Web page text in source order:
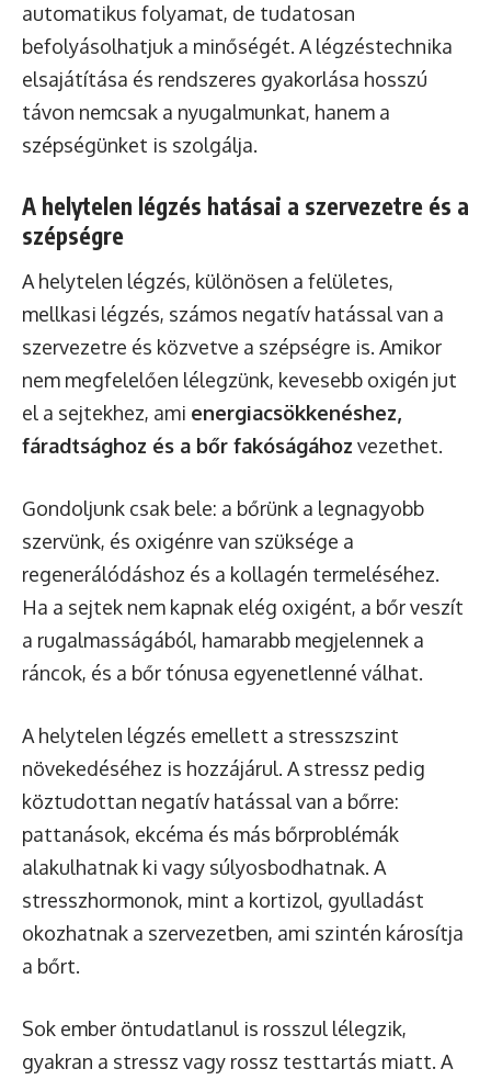
automatikus folyamat, de tudatosan
befolyásolhatjuk a minőségét. A légzéstechnika
elsajátítása és rendszeres gyakorlása hosszú
távon nemcsak a nyugalmunkat, hanem a
szépségünket is szolgálja.
A helytelen légzés hatásai a szervezetre és a
szépségre
A helytelen légzés, különösen a felületes,
mellkasi légzés, számos negatív hatással van a
szervezetre és közvetve a szépségre is. Amikor
nem megfelelően lélegzünk, kevesebb oxigén jut
el a sejtekhez, ami energiacsökkenéshez,
fáradtsághoz és a bőr fakóságához vezethet.
Gondoljunk csak bele: a bőrünk a legnagyobb
szervünk, és oxigénre van szüksége a
regenerálódáshoz és a kollagén termeléséhez.
Ha a sejtek nem kapnak elég oxigént, a bőr veszít
a rugalmasságából, hamarabb megjelennek a
ráncok, és a bőr tónusa egyenetlenné válhat.
A helytelen légzés emellett a stresszszint
növekedéséhez is hozzájárul. A stressz pedig
köztudottan negatív hatással van a bőrre:
pattanások, ekcéma és más bőrproblémák
alakulhatnak ki vagy súlyosbodhatnak. A
stresszhormonok, mint a kortizol, gyulladást
okozhatnak a szervezetben, ami szintén károsítja
a bőrt.
Sok ember öntudatlanul is rosszul lélegzik,
gyakran a stressz vagy rossz testtartás miatt. A